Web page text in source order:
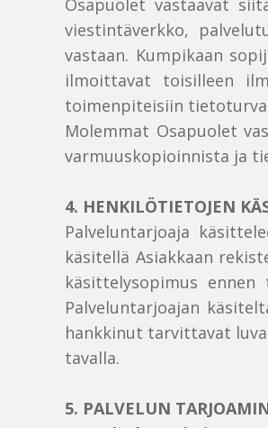
Osapuolet vastaavat
viestintäverkko,
vastaan. Kumpikaan
ilmoittavat toisilleen
toimenpiteisiin
Molemmat Osapuolet
varmuuskopioinnista ja
4. HENKILÖTIETOJEN
Palveluntarjoaja
käsitellä Asiakkaan
käsittelysopimus
Palveluntarjoajan
hankkinut tarvittavat
tavalla.
5. PALVELUN